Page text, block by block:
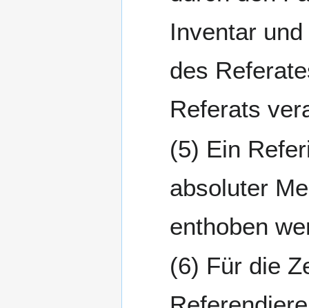
Inventar
des
Referats
Ein
absoluter
enthoben
Für die